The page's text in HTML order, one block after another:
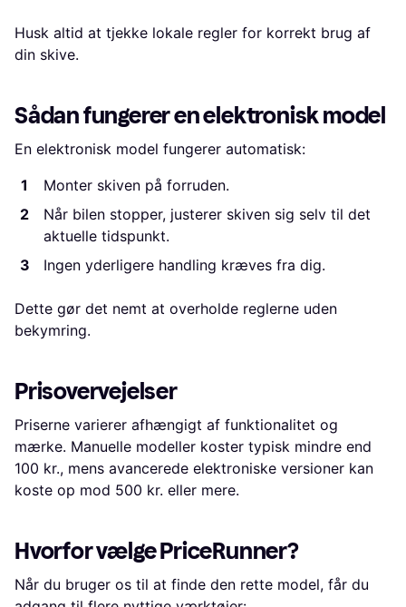
Husk altid at tjekke lokale regler for korrekt brug af
din skive.
Sådan fungerer en elektronisk model
En elektronisk model fungerer automatisk:
Monter skiven på forruden.
Når bilen stopper, justerer skiven sig selv til det
aktuelle tidspunkt.
Ingen yderligere handling kræves fra dig.
Dette gør det nemt at overholde reglerne uden
bekymring.
Prisovervejelser
Priserne varierer afhængigt af funktionalitet og
mærke. Manuelle modeller koster typisk mindre end
100 kr., mens avancerede elektroniske versioner kan
koste op mod 500 kr. eller mere.
Hvorfor vælge PriceRunner?
Når du bruger os til at finde den rette model, får du